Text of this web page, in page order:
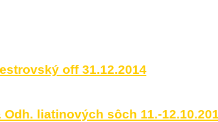
off 31.12.2014
liatinových sôch 11.-